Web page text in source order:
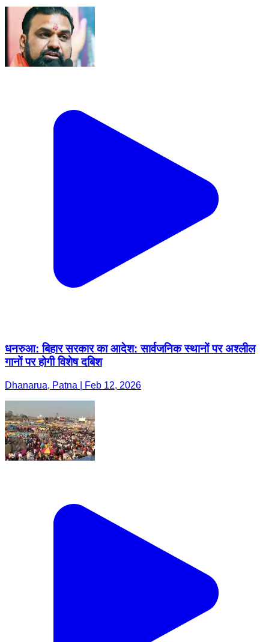
धनरुआ: बिहार सरकार का आदेश: सार्वजनिक स्थानों पर अश्लील
गानों पर होगी विशेष दबिश
Dhanarua, Patna | Feb 12, 2026